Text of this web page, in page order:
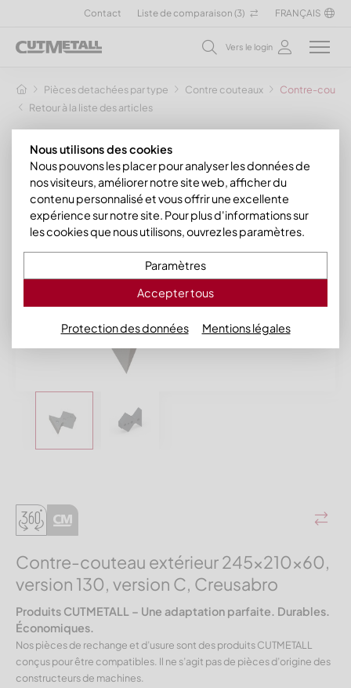
Contact Liste de comparaison (3) FRANÇAIS
Vers le login
Pièces detachées par type Contre couteaux
Contre-
Retour à la liste des articles
Contre-couteau extérieur 245x210x60,
version 130, version C, Creusabro
Produits CUTMETALL – Une adaptation parfaite. Durables.
Économiques.
Nos pièces de rechange et d’usure sont des produits CUTMETALL
conçus pour être compatibles. Il ne s’agit pas de pièces d’origine des
constructeurs de machines.
Nous utilisons des cookies
Nous pouvons les placer pour analyser les données de
nos visiteurs, améliorer notre site web, afficher du
contenu personnalisé et vous offrir une excellente
expérience sur notre site. Pour plus d'informations sur
les cookies que nous utilisons, ouvrez les paramètres.
Paramètres
Accepter tous
Protection des données Mentions légales